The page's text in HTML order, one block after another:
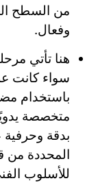
من السطح
وفعال.
هنا تأتي
سواء كانت
باستخدام
متخصصة
بدقة وحرفية
المحددة من
للأسلوب